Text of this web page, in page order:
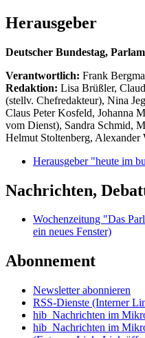
Herausgeber
Deutscher Bundestag,
Verantwortlich: Frank
Redaktion: Lisa Brüßler,
(stellv. Chefredakteur), Nina
Claus Peter Kosfeld, Johanna
vom Dienst), Sandra Schmid,
Helmut Stoltenberg, Alexander
Herausgeber "heute im
Nachrichten,
Wochenzeitung "Das
ein neues Fenster)
Abonnement
Newsletter abonnieren
RSS-Dienste (Interner
hib_Nachrichten im
hib_Nachrichten im